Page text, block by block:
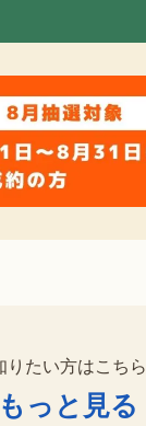
りたい方はこちら
っと見る